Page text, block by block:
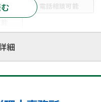
能
電話相談可能
相続登記
求
相続税申告
細